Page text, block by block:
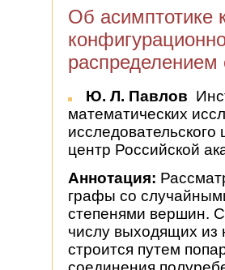
Об асимптотике
Ю. Л. Павлов
математических
центр Российской
Аннотация:
графы со
степенями вершин.
числу выходящих
строится путем